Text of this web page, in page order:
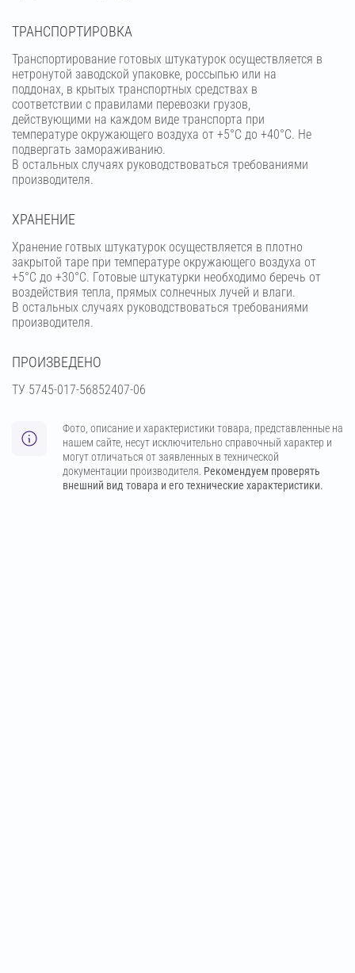
ТРАНСПОРТИРОВКА
Транспортирование готовых штукатурок осуществляется в
нетронутой заводской упаковке, россыпью или на
поддонах, в крытых транспортных средствах в
соответствии с правилами перевозки грузов,
действующими на каждом виде транспорта при
температуре окружающего воздуха от +5°С до +40°С. Не
подвергать замораживанию.
В остальных случаях руководствоваться требованиями
производителя.
ХРАНЕНИЕ
Хранение готвых штукатурок осуществляется в плотно
закрытой таре при температуре окружающего воздуха от
+5°С до +30°С. Готовые штукатурки необходимо беречь от
воздействия тепла, прямых солнечных лучей и влаги.
В остальных случаях руководствоваться требованиями
производителя.
ПРОИЗВЕДЕНО
ТУ 5745-017-56852407-06
Фото, описание и характеристики товара, представленные на
нашем сайте, несут исключительно справочный характер и
могут отличаться от заявленных в технической
документации производителя. Рекомендуем проверять
внешний вид товара и его технические характеристики.